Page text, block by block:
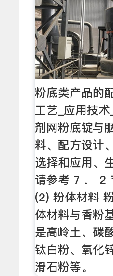
粉底类产品的
工艺_应用技
剂网粉底锭与
料、配方设计
选择和应用、
请参考 7 ． 2
(2) 粉体材料
体材料与香粉
是高岭土、碳
钛白粉、氧化
滑石粉等。